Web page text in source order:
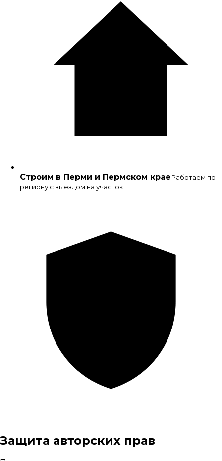
Строим в Перми и Пермском краеРаботаем по
региону с выездом на участок
Защита авторских прав